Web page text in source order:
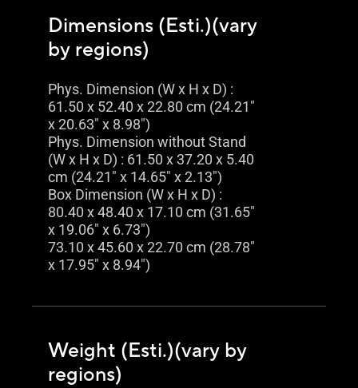
Dimensions (Esti.)(vary
by regions)
Phys. Dimension (W x H x D) :
61.50 x 52.40 x 22.80 cm (24.21"
x 20.63" x 8.98")
Phys. Dimension without Stand
(W x H x D) : 61.50 x 37.20 x 5.40
cm (24.21" x 14.65" x 2.13")
Box Dimension (W x H x D) :
80.40 x 48.40 x 17.10 cm (31.65"
x 19.06" x 6.73")
73.10 x 45.60 x 22.70 cm (28.78"
x 17.95" x 8.94")
Weight (Esti.)(vary by
regions)